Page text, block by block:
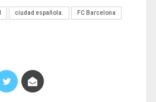
ciudad española. FC Barcelona